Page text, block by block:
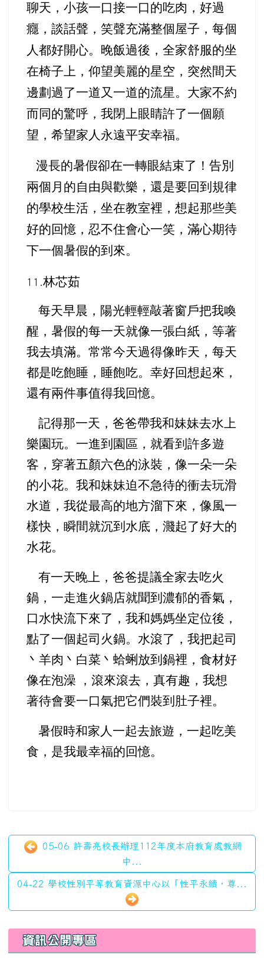
聊天，小孩一口接一口的吃肉，好過
癮，談話聲，笑聲充滿整個屋子，每個
人都好開心。晚飯過後，全家舒服的坐
在椅子上，仰望美麗的星空，突然間天
邊劃過了一道又一道的流星。大家不約
而同的驚呼，我閉上眼睛許了一個願
望，希望家人永遠平安幸福。
漫長的暑假卻在一轉眼結束了！告別
兩個月的自由與歡樂，還是要回到規律
的學校生活，坐在教室裡，想起那些美
好的回憶，忍不住會心一笑，滿心期待
下一個暑假的到來。
11. 林芯茹
每天早晨，陽光輕輕敲著窗戶把我喚
醒，暑假的每一天就像一張白紙，等著
我去填滿。常常今天過得像昨天，每天
都是吃飽睡，睡飽吃。幸好回想起來，
還有兩件事值得我回憶。
記得那一天，爸爸帶我和妹妹去水上
樂園玩。一進到園區，就看到許多遊
客，穿著五顏六色的泳裝，像一朵一朵
的小花。我和妹妹迫不急待的衝去玩滑
水道，我從最高的地方溜下來，像風一
樣快，瞬間就沉到水底，濺起了好大的
水花。
有一天晚上，爸爸提議全家去吃火
鍋，一走進火鍋店就聞到濃郁的香氣，
口水快流下來了，我和媽媽坐定位後，
點了一個起司火鍋。水滾了，我把起司
丶羊肉丶白菜丶蛤蜊放到鍋裡，食材好
像在泡澡 ，滾來滾去，真有趣，我想
著待會要一口氣把它們裝到肚子裡。
暑假時和家人一起去旅遊，一起吃美
食，是我最幸福的回憶。
05-06 許壽亮校長辦理112年度本府教育處教網
中...
04-22 學校性別平等教育資源中心以「性平永續，尊...
左邊區域內容
資訊公開專區